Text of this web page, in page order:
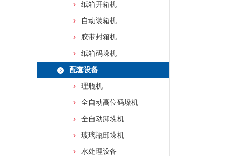
纸箱开箱机
自动装箱机
胶带封箱机
纸箱码垛机
配套设备
理瓶机
全自动高位码垛机
全自动卸垛机
玻璃瓶卸垛机
水处理设备